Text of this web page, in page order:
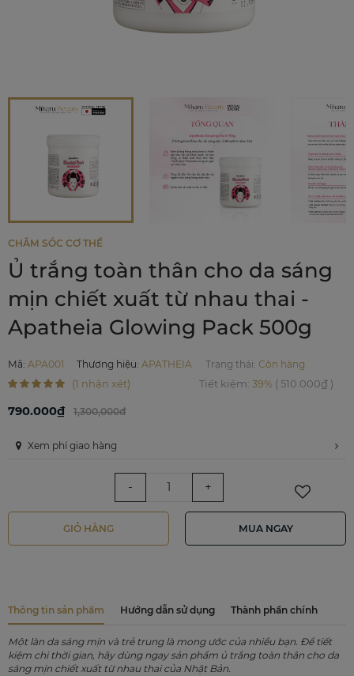
CHĂM SÓC CƠ THỂ
Ủ trắng toàn thân cho da sáng
mịn chiết xuất từ nhau thai -
Apatheia Glowing Pack 500g
Mã: APA001 Thương hiệu:APATHEIA Trạng thái: Còn hàng
(1 nhận xét) Tiết kiệm: 39% (510.000₫)
790.000₫ 1,300,000đ
Xem phí giao hàng
- +
GIỎ HÀNG MUA NGAY
Thông tin sản phẩm Hướng dẫn sử dụng Thành phần chính
Một làn da sáng mịn và trẻ trung là mong ước của nhiều bạn. Để tiết
kiệm chi thời gian, hãy dùng ngay sản phẩm ủ trắng toàn thân cho da
sáng mịn chiết xuất từ nhau thai của Nhật Bản.